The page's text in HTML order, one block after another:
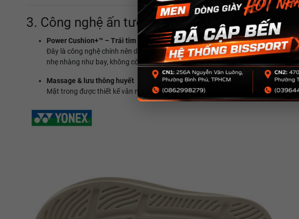
3. Công nghệ ấn tượng
Power Cushion+™ – Trái tim của SHRDS3
Đây là công nghệ chính nên danh tiếng của Yonex, nay được tích hợp vào dép.
nhẹ nhàng như bay, không còn cảm giác nặng nề sau thi đấu.
Massage & lưu thông huyết
Mặt trong được thiết kế vân nổi, tạo hiệu ứng massage nhẹ nhàng, giúp giảm